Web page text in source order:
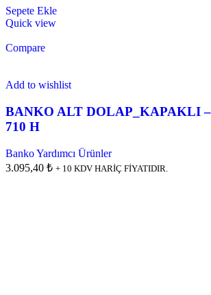
Sepete Ekle
Quick view
Compare
Add to wishlist
BANKO ALT DOLAP_KAPAKLI –
710 H
Banko Yardımcı Ürünler
3.095,40 ₺ + 10 KDV HARİÇ FİYATIDIR.